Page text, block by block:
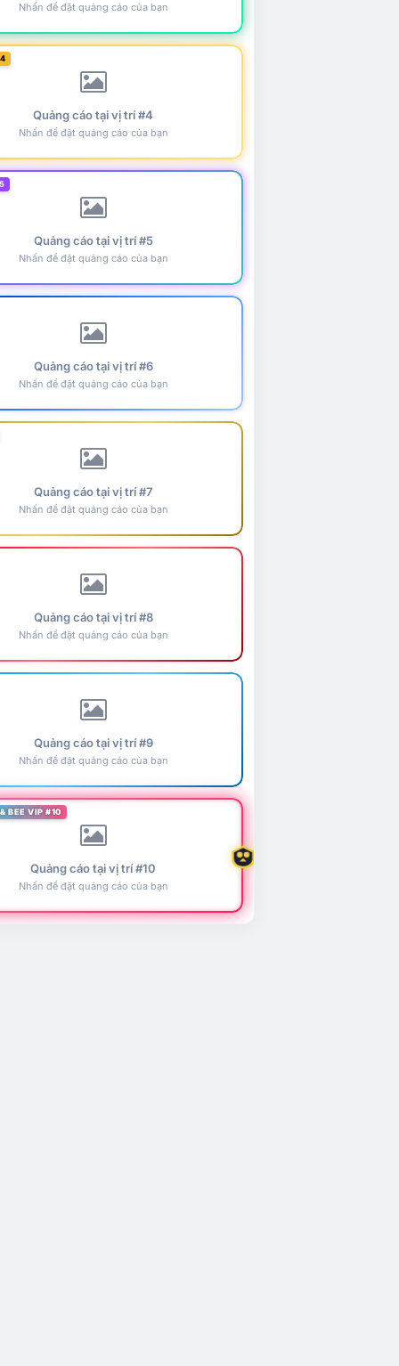
Nhấn để đặt quảng cáo của bạn
Quảng cáo tại vị trí #4
Nhấn để đặt quảng cáo của bạn
Quảng cáo tại vị trí #5
Nhấn để đặt quảng cáo của bạn
Quảng cáo tại vị trí #6
Nhấn để đặt quảng cáo của bạn
Quảng cáo tại vị trí #7
Nhấn để đặt quảng cáo của bạn
Quảng cáo tại vị trí #8
Nhấn để đặt quảng cáo của bạn
Quảng cáo tại vị trí #9
Nhấn để đặt quảng cáo của bạn
BEE VIP #10
Quảng cáo tại vị trí #10
Nhấn để đặt quảng cáo của bạn